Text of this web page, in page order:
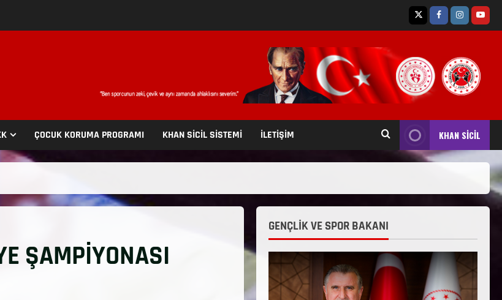
ÇOCUK KORUMA PROGRAMI KHAN SİCİL SİSTEMİ İLETİŞİM KHAN SİCİL
ŞAMPİYONASI
GENÇLİK VE SPOR BAKANI